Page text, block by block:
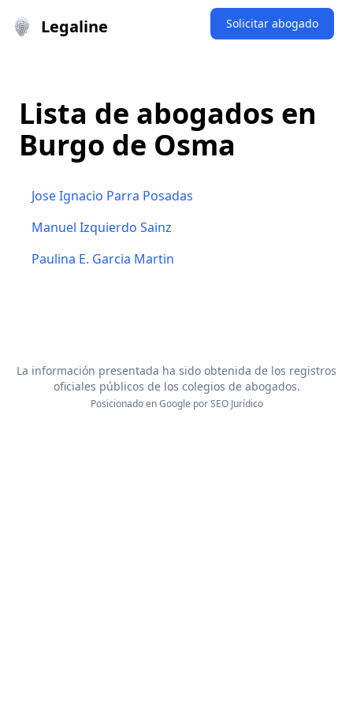
Legaline Solicitar abogado
Lista de abogados en
Burgo de Osma
Jose Ignacio Parra Posadas
Manuel Izquierdo Sainz
Paulina E. Garcia Martin
La información presentada ha sido obtenida de los registros
oficiales públicos de los colegios de abogados.
Posicionado en Google porSEO Jurídico